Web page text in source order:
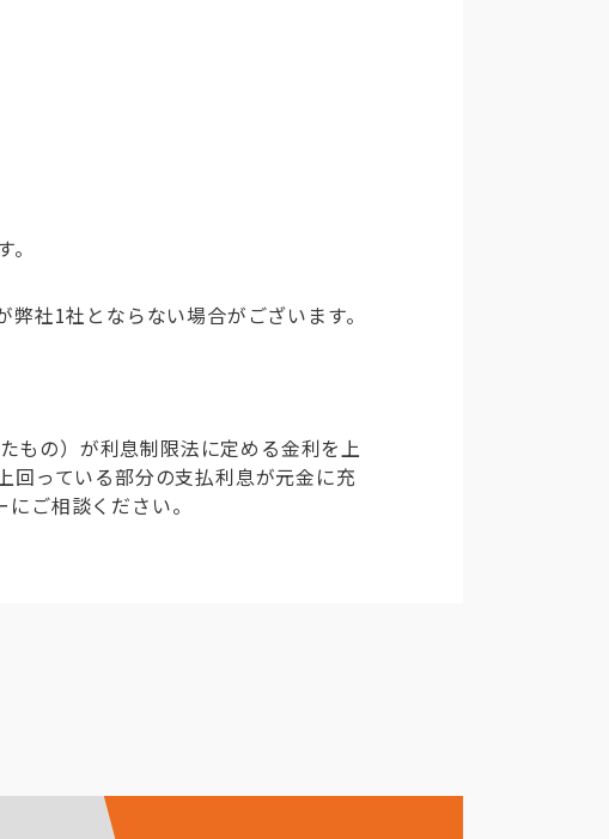
社1社とならない場合がございます。
もの）が利息制限法に定める金利を上
回っている部分の支払利息が元金に充
ご相談ください。